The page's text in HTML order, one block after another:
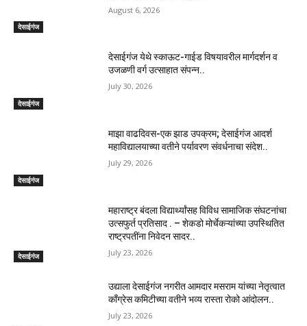
देसाईगंज
August 6, 2026
देसाईगंज
देसाईगंज येथे स्काऊट-गाईड विषयावरील मार्गदर्शन व
उजळणी वर्ग उत्साहात संपन्न..
July 30, 2026
देसाईगंज
माझा वाढदिवस-एक झाड उपक्रम; देसाईगंज आदर्श
महाविद्यालयाच्या वतीने पर्यावरण संवर्धनाचा संदेश..
July 29, 2026
देसाईगंज
महाराष्ट्र बंदला विद्यार्थ्यांसह विविध सामाजिक संघटनांचा
उत्सफुर्त प्रतिसाद . – शेकडो मोर्चेकऱ्यांच्या उपस्थितित
राष्ट्रपतींना निवेदन सादर..
July 23, 2026
उद्याला देसाईगंज नगरीत आमदार मसराम यांच्या नेतृत्वात
काँग्रेस कमिटीच्या वतीने भव्य रास्ता रोको आंदोलन..
July 23, 2026